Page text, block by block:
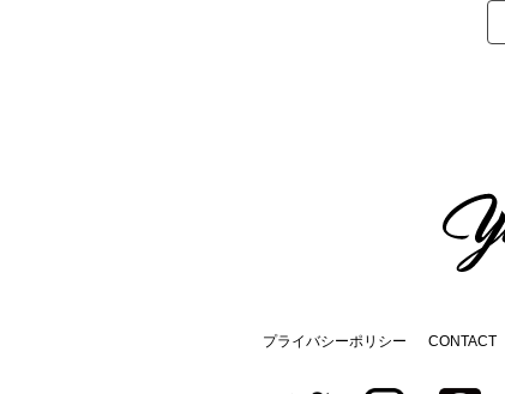
プライバシーポリシー CONTACT